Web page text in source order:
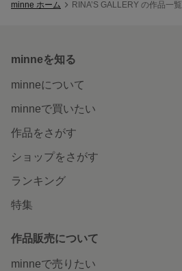
minne ホーム RINA’S GALLERY の作品一覧
minneを知る
minneについて
minneで買いたい
作品をさがす
ショップをさがす
ランキング
特集
作品販売について
minneで売りたい